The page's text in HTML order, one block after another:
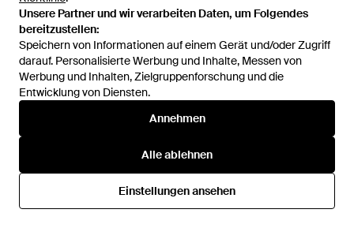
Unsere Partner und wir verarbeiten Daten, um Folgendes
bereitzustellen:
Speichern von Informationen auf einem Gerät und/oder Zugriff
darauf. Personalisierte Werbung und Inhalte, Messen von
Werbung und Inhalten, Zielgruppenforschung und die
Entwicklung von Diensten.
Annehmen
Alle ablehnen
Einstellungen ansehen
Unsere Partner und wir verarbeiten Daten, um Folgendes
bereitzustellen:
Speichern von Informationen auf einem Gerät und/oder Zugriff
darauf. Personalisierte Werbung und Inhalte, Messen von
Werbung und Inhalten, Zielgruppenforschung und die
Entwicklung von Diensten.
Annehmen
Alle ablehnen
Einstellungen ansehen
437 €
LoveShackFancy
Kleid Laighton - Weiß
826 €
LoveShackFancy